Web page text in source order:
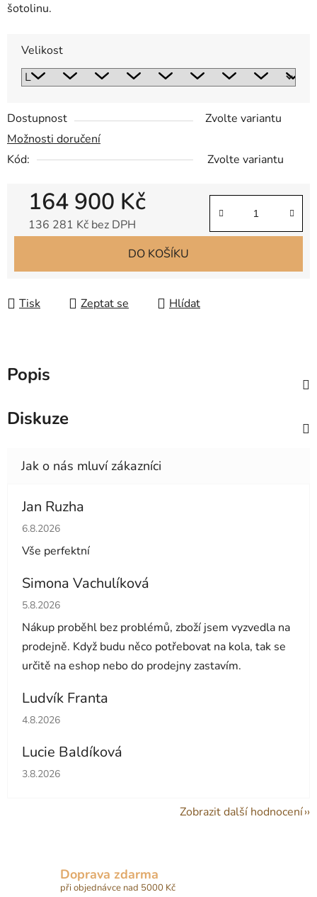
šotolinu.
Velikost
Dostupnost
Zvolte variantu
Možnosti doručení
Kód:
Zvolte variantu
164 900 Kč
136 281 Kč bez DPH
DO KOŠÍKU
Tisk Zeptat se Hlídat
Popis
Diskuze
Jan Ruzha
Hodnocení obchodu je 5 z 5 hvězdiček.
6.8.2026
Vše perfektní
Simona Vachulíková
Hodnocení obchodu je 5 z 5 hvězdiček.
5.8.2026
Nákup proběhl bez problémů, zboží jsem vyzvedla na
prodejně. Když budu něco potřebovat na kola, tak se
určitě na eshop nebo do prodejny zastavím.
Ludvík Franta
Hodnocení obchodu je 5 z 5 hvězdiček.
4.8.2026
Lucie Baldíková
Hodnocení obchodu je 5 z 5 hvězdiček.
3.8.2026
Zobrazit další hodnocení
Doprava zdarma
při objednávce nad 5000 Kč